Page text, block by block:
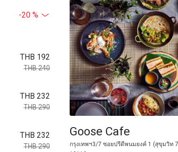
-20 %
THB 192
THB 240
THB 232
THB 290
THB 232
THB 290
Goose Cafe
กรุงเทพฯ3/7 ซอยปรีดีพนมยงค์ 1 (สุขุมวิท